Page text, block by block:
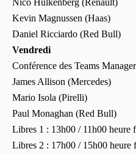
Kevin Magnussen (Haas)
Daniel Ricciardo (Red Bull)
Vendredi
Conférence des Teams
James Allison (Mercedes)
Mario Isola (Pirelli)
Paul Monaghan (Red Bull)
Libres 1 : 13h00 / 11h00 heure
Libres 2 : 17h00 / 15h00 heure